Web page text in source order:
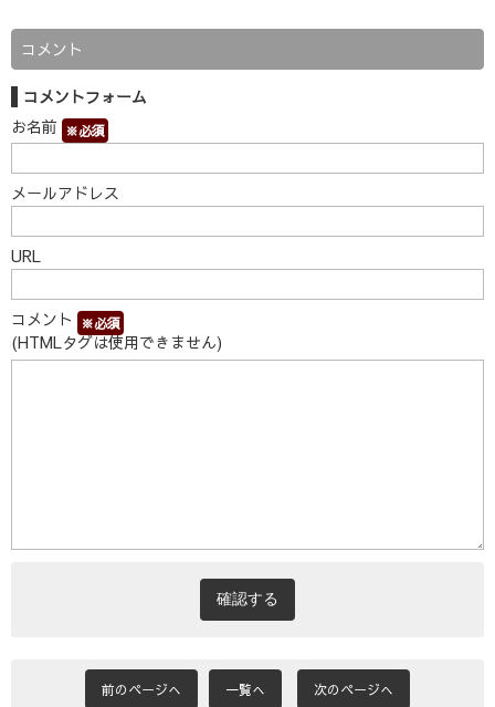
コメント
コメントフォーム
お名前
※必須
メールアドレス
URL
コメント ※必須
(HTMLタグは使用できません)
前のページへ 一覧へ 次のページへ